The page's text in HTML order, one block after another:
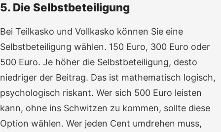
5. Die Selbstbeteiligung
Bei Teilkasko und Vollkasko können Sie eine
Selbstbeteiligung wählen. 150 Euro, 300 Euro oder
500 Euro. Je höher die Selbstbeteiligung, desto
niedriger der Beitrag. Das ist mathematisch logisch,
psychologisch riskant. Wer sich 500 Euro leisten
kann, ohne ins Schwitzen zu kommen, sollte diese
Option wählen. Wer jeden Cent umdrehen muss,